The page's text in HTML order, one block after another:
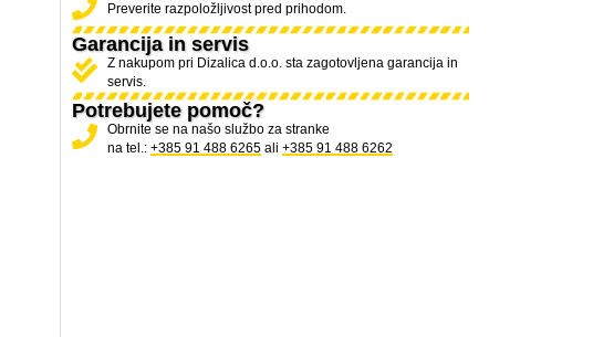
Preverite razpoložljivost pred prihodom.
Garancija in servis
Z nakupom pri Dizalica d.o.o. sta zagotovljena garancija in
servis.
Potrebujete pomoč?
Obrnite se na našo službo za stranke
na tel.: +385 91 488 6265ali +385 91 488 6262